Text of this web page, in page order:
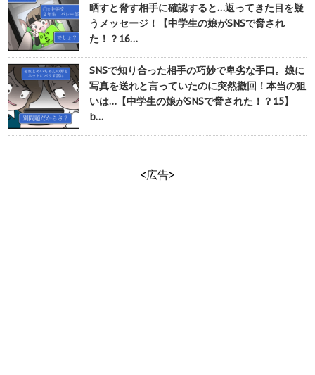
晒すと脅す相手に確認すると…返ってきた目を疑
うメッセージ！【中学生の娘がSNSで脅され
た！？16…
SNSで知り合った相手の巧妙で卑劣な手口。娘に
写真を送れと言っていたのに突然撤回！本当の狙
いは…【中学生の娘がSNSで脅された！？15】
b…
<広告>